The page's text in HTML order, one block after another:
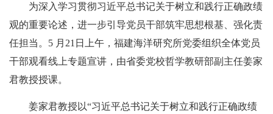
为深入学习贯彻习近平总书记关于树立和践行正确政绩
观的重要论述，进一步引导党员干部筑牢思想根基、强化责
任担当。5 月21日上午，福建海洋研究所党委组织全体党员
干部观看线上专题宣讲，由省委党校哲学教研部副主任姜家
君教授授课。
姜家君教授以“习近平总书记关于树立和践行正确政绩